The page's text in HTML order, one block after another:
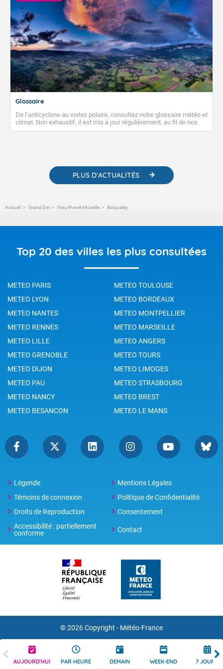
AUJOURD'HUI PAR HEURE DEMAIN WEEK-END 7 JOURS
Glossaire
De l’anticyclone au vortex polaire, consultez notre glossaire météo et
climat. Non exhaustif, il est mis à jour régulièrement, au fil de nos
publications. Vous y trouverez également des liens utiles vers nos
PLUS D'ACTUALITÉS
Accueil Grand Est Meurthe-et-Moselle Bicqueley
Top 20 des villes les plus consultées
METEO PARIS
METEO TOULOUSE
METEO LYON
METEO BORDEAUX
METEO NANTES
METEO MONTPELLIER
METEO RENNES
METEO MARSEILLE
METEO LILLE
METEO ANGERS
METEO GRENOBLE
METEO TOURS
METEO DIJON
METEO LIMOGES
METEO PAU
METEO STRASBOURG
METEO NANCY
METEO BREST
METEO BESANCON
METEO LE MANS
Légende
Mentions Légales
Témoins de connexion
Politique de Confidentialité
Droits de Reproduction
Consentement
Accessibilité : partiellement
conforme
Contact
© 2026 Copyright - Météo-France